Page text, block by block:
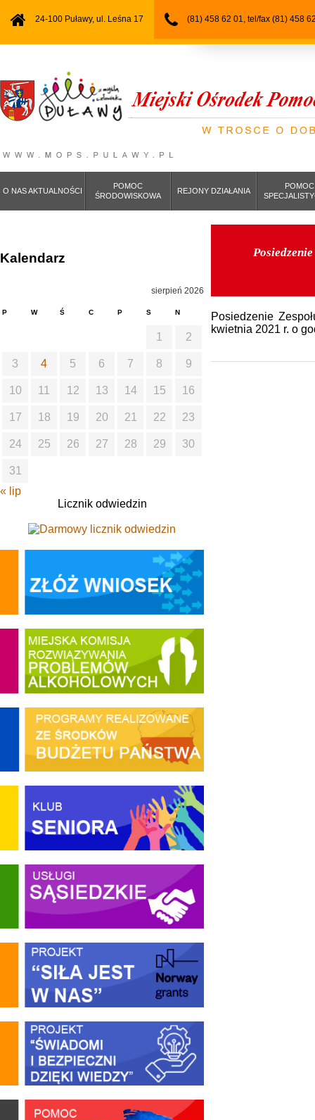
24-100 Puławy, ul. Leśna 17 (81) 458 62 01, tel/fax (81) 458
O NAS AKTUALNOŚCI
POMOC
ŚRODOWISKOWA
REJONY DZIAŁANIA
POMOC
Posiedzenie
kwietnia 2021 r. o
Kalendarz
sierpień 2026
P W Ś C P S N
1 2
3 4 5 6 7 8 9
10 11 12 13 14 15 16
17 18 19 20 21 22 23
24 25 26 27 28 29 30
31
« lip
Licznik odwiedzin